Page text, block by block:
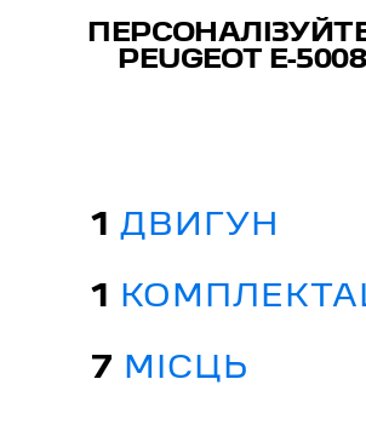
PEUGEOT
E-
1 ДВИГУН
1
7 МІСЦЬ